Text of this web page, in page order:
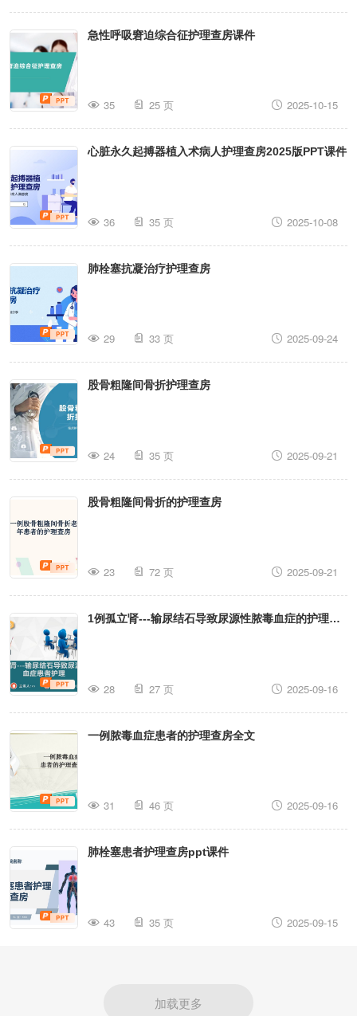
急性呼吸窘迫综合征护理查房课件
35 25 页 2025-10-15
心脏永久起搏器植入术病人护理查房2025版PPT课件
36 35 页 2025-10-08
肺栓塞抗凝治疗护理查房
29 33 页 2025-09-24
股骨粗隆间骨折护理查房
24 35 页 2025-09-21
股骨粗隆间骨折的护理查房
23 72 页 2025-09-21
1例孤立肾---输尿结石导致尿源性脓毒血症的护理查
28 27 页 2025-09-16
一例脓毒血症患者的护理查房全文
31 46 页 2025-09-16
肺栓塞患者护理查房ppt课件
43 35 页 2025-09-15
加载更多